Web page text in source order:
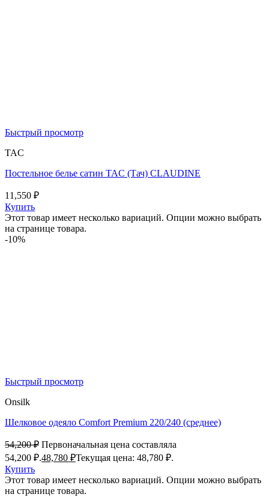
Быстрый просмотр
TAC
Постельное белье сатин TAC (Тач) CLAUDINE
11,550 ₽
Купить
Этот товар имеет несколько вариаций. Опции можно выбрать
на странице товара.
-10%
Быстрый просмотр
Onsilk
Шелковое одеяло Comfort Premium 220/240 (среднее)
54,200₽ Первоначальная цена составляла
54,200 ₽.48,780 ₽Текущая цена: 48,780 ₽.
Купить
Этот товар имеет несколько вариаций. Опции можно выбрать
на странице товара.